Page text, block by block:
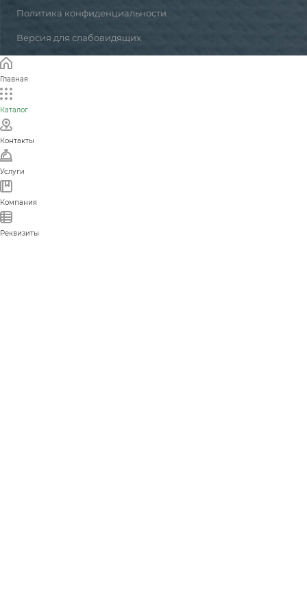
Политика конфиденциальности
Версия для слабовидящих
Главная
Каталог
Контакты
Услуги
Компания
Реквизиты